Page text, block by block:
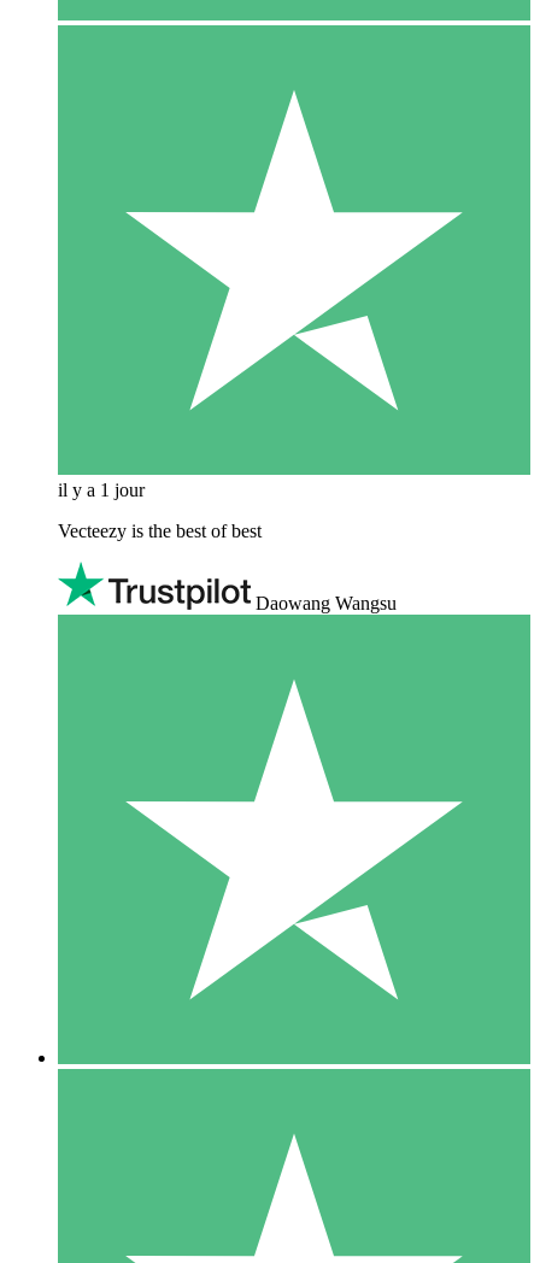
il y a 1 jour
Vecteezy is the best of best
Daowang Wangsu